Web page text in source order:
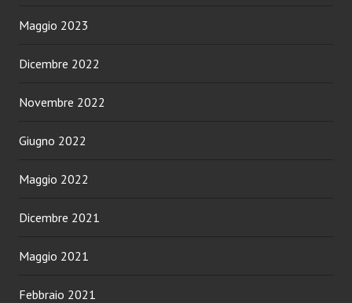
Maggio 2023
Dicembre 2022
Novembre 2022
Giugno 2022
Maggio 2022
Dicembre 2021
Maggio 2021
Febbraio 2021